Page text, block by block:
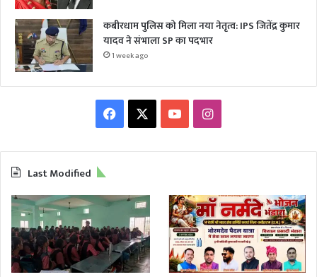
कबीरधाम पुलिस को मिला नया नेतृत्व: IPS जितेंद्र कुमार
यादव ने संभाला SP का पदभार
1 week ago
Facebook YouTubeInstagram
Last Modified